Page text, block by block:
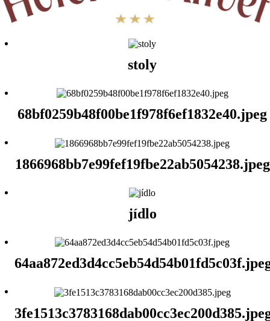
stoly
68bf0259b48f00be1f978f6ef1832e40.jpeg
1866968bb7e99fef19fbe22ab5054238.jpeg
jídlo